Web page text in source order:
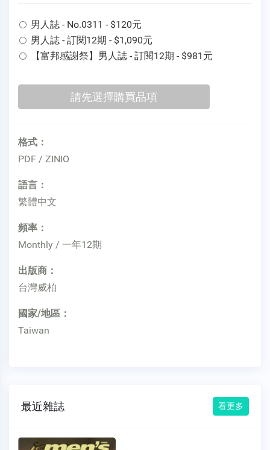
男人誌 - No.0311 - $120元
男人誌 - 訂閱12期 - $1,090元
【富邦感謝祭】男人誌 - 訂閱12期 - $981元
格式：
PDF / ZINIO
語言：
繁體中文
頻率：
Monthly / 一年12期
出版商：
台灣威柏
國家/地區：
Taiwan
最近雜誌 看更多